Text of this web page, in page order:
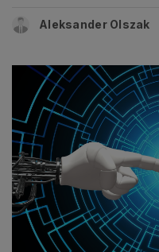
Aleksander Olszak